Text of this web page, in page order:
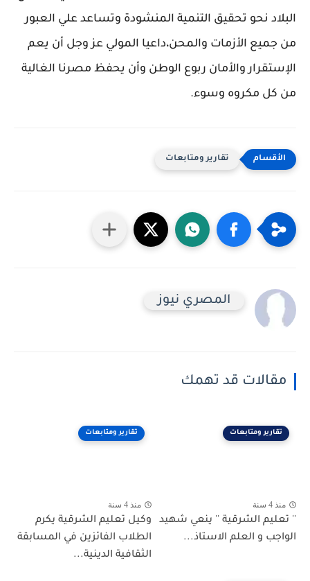
البلاد نحو تحقيق التنمية المنشودة وتساعد علي العبور
من جميع الأزمات والمحن،داعيا المولي عز وجل أن يعم
الإستقرار والأمان ربوع الوطن وأن يحفظ مصرنا الغالية
من كل مكروه وسوء.
تقارير ومتابعات
المصري نيوز
مقالات قد تهمك
تقارير ومتابعات
منذ 4 سنة
'' تعليم الشرقية '' ينعي شهيد
الواجب و العلم الاستاذ...
تقارير ومتابعات
منذ 4 سنة
وكيل تعليم الشرقية يكرم
الطلاب الفائزين في المسابقة
الثقافية الدينية...